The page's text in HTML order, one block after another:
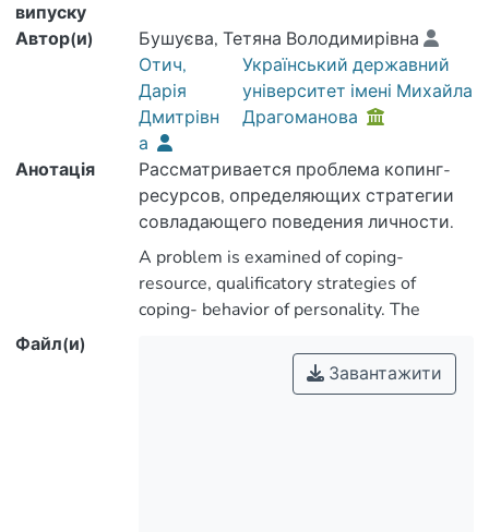
випуску
Автор(и)
Бушуєва, Тетяна Володимирівна
Отич,
Дарія
Дмитрівн
а
Український державний
університет імені Михайла
Драгоманова
Анотація
Рассматривается проблема копинг-
ресурсов, определяющих стратегии
совладающего поведения личности.
Представлен анализ результатов
исследования содержательных
характеристик Я-концепции как
поведения будущих психологов.
A problem is examined of coping-
resource, qualificatory strategies of
coping- behavior of personality. The
content descriptions of self-conception is
presented as a coping-resource of
Файл(и)
Завантажити